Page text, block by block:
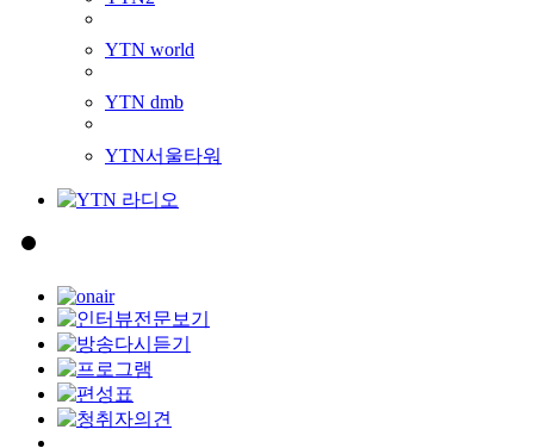
YTN world
YTN dmb
YTN서울타워